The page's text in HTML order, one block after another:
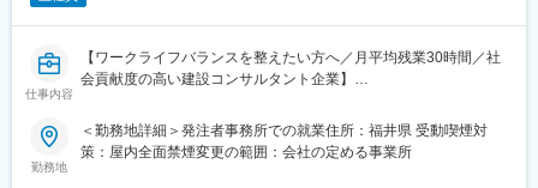
■社風：
技術者一人ひとりの専門性を尊重し、長期的な育成を重視。中途
入社者も多く、施工管理経験者が多数活躍中
作成、システム入力等を支援
（3）工事監督支援
工事図面・施工状況の確認、関係機関との調整資料作成、段階確
認、変更対応、完了検査立会等の支援
■業務の特徴
・発注者側の立場で事業全体を俯瞰できる
仕事内容
【ワークライフバランスを整えたい方へ／月平均残業30時間／社
会貢献度の高い建設コンサルタント企業】
■日本振興について：
（1）公共インフラ分野を牽引するリーディングカンパニー
官公庁向けインフラ事業において長年の実績と信頼を築き、業界
勤務地
＜勤務地詳細＞発注者事務所での就業住所：福井県 受動喫煙対
策：屋内全面禁煙変更の範囲：会社の定める事業所